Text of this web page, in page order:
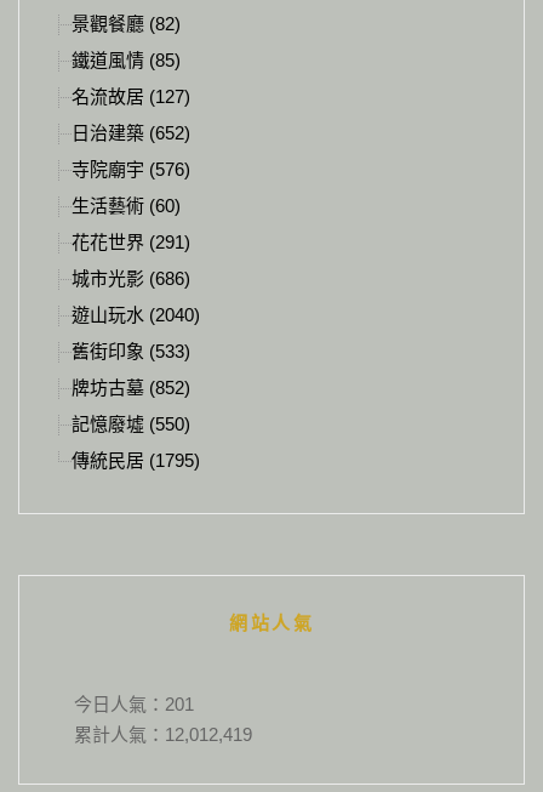
景觀餐廳 (82)
鐵道風情 (85)
名流故居 (127)
日治建築 (652)
寺院廟宇 (576)
生活藝術 (60)
花花世界 (291)
城市光影 (686)
遊山玩水 (2040)
舊街印象 (533)
牌坊古墓 (852)
記憶廢墟 (550)
傳統民居 (1795)
網站人氣
今日人氣： 201
累計人氣： 12,012,419